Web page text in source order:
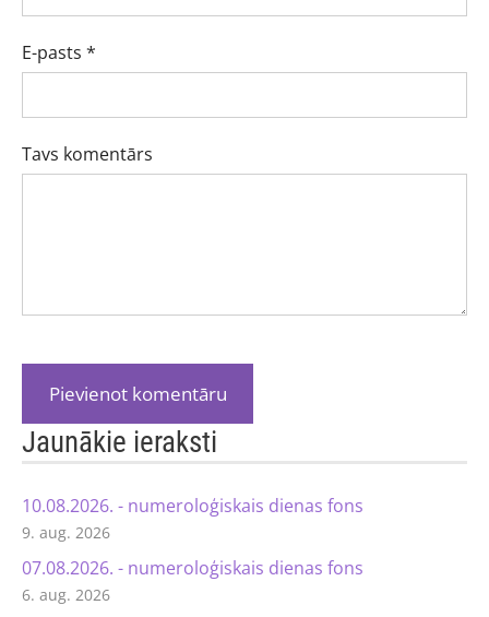
Jaunākie ieraksti
10.08.2026. - numeroloģiskais dienas fons
9. aug. 2026
07.08.2026. - numeroloģiskais dienas fons
6. aug. 2026
E-pasts *
Tavs komentārs